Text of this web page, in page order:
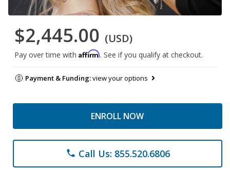
$2,445.00 (USD)
Pay over time with Affirm. See if you qualify at checkout.
Payment & Funding:view your options
ENROLL NOW
phone Call Us: 855.520.6806